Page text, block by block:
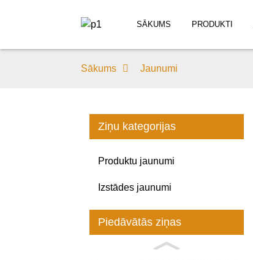
SĀKUMS PRODUKTI
Sākums Jaunumi
Ziņu kategorijas
Produktu jaunumi
Izstādes jaunumi
Piedāvātās ziņas